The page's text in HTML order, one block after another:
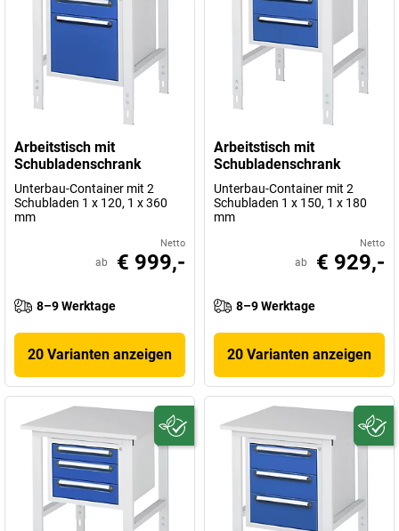
Arbeitstisch mit
Schubladenschrank
Unterbau-Container mit 2
Schubladen 1 x 120, 1 x 360
mm
Netto
ab € 999,-
8–9 Werktage
20 Varianten anzeigen
Arbeitstisch mit
Schubladenschrank
Unterbau-Container mit 2
Schubladen 1 x 150, 1 x 180
mm
Netto
ab € 929,-
8–9 Werktage
20 Varianten anzeigen